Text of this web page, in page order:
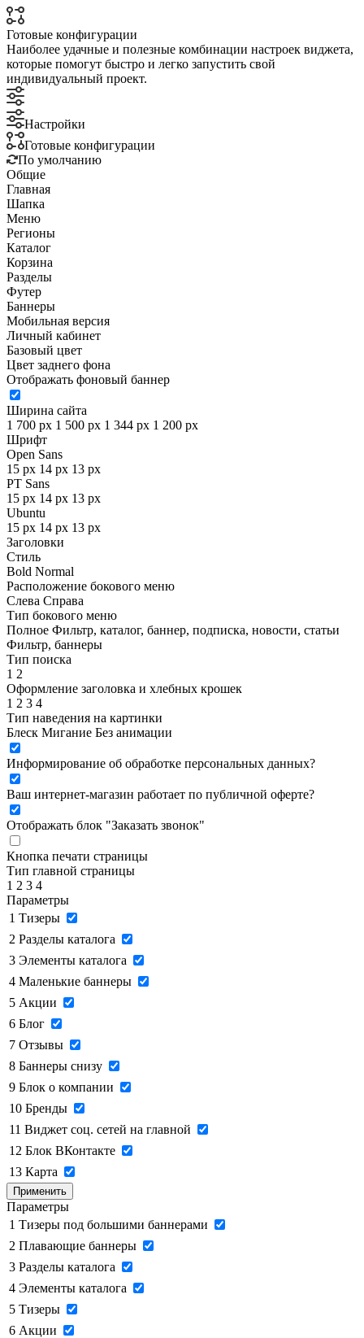
Готовые конфигурации
Наиболее удачные и полезные комбинации настроек виджета,
которые помогут быстро и легко запустить свой
индивидуальный проект.
Настройки
Готовые конфигурации
По умолчанию
Общие
Главная
Шапка
Меню
Регионы
Каталог
Корзина
Разделы
Футер
Баннеры
Мобильная версия
Личный кабинет
Базовый цвет
Цвет заднего фона
Отображать фоновый баннер
Ширина сайта
1 700 px 1 500 px 1 344 px 1 200 px
Шрифт
Open Sans
15 px 14 px 13 px
PT Sans
15 px 14 px 13 px
Ubuntu
15 px 14 px 13 px
Заголовки
Стиль
Bold Normal
Расположение бокового меню
Слева Справа
Тип бокового меню
Полное Фильтр, каталог, баннер, подписка, новости, статьи
Фильтр, баннеры
Тип поиска
1 2
Оформление заголовка и хлебных крошек
1 2 3 4
Тип наведения на картинки
Блеск Мигание Без анимации
Информирование об обработке персональных данных?
Ваш интернет-магазин работает по публичной оферте?
Отображать блок "Заказать звонок"
Кнопка печати страницы
Тип главной страницы
1 2 3 4
Параметры
1 Тизеры
2 Разделы каталога
3 Элементы каталога
4 Маленькие баннеры
5 Акции
6 Блог
7 Отзывы
8 Баннеры снизу
9 Блок о компании
10 Бренды
11 Виджет соц. сетей на главной
12 Блок ВКонтакте
13 Карта
Применить
Параметры
1 Тизеры под большими баннерами
2 Плавающие баннеры
3 Разделы каталога
4 Элементы каталога
5 Тизеры
6 Акции